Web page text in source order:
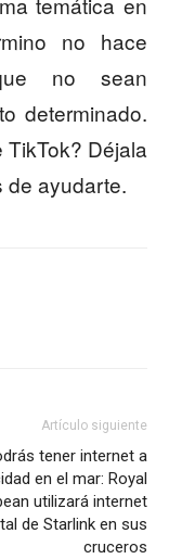
no hace
no sean
determinado.
Déjala
de ayudarte.
Artículo siguiente
tener internet a
en el mar: Royal
utilizará internet
de Starlink en sus
cruceros